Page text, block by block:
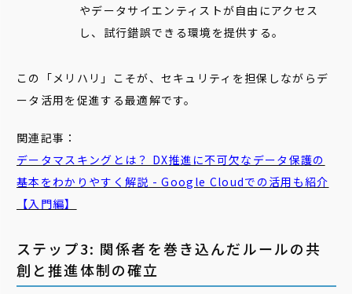
やデータサイエンティストが自由にアクセス
し、試行錯誤できる環境を提供する。
この「メリハリ」こそが、セキュリティを担保しながらデ
ータ活用を促進する最適解です。
関連記事：
データマスキングとは？ DX推進に不可欠なデータ保護の
基本をわかりやすく解説 - Google Cloudでの活用も紹介
【入門編】
ステップ3: 関係者を巻き込んだルールの共
創と推進体制の確立